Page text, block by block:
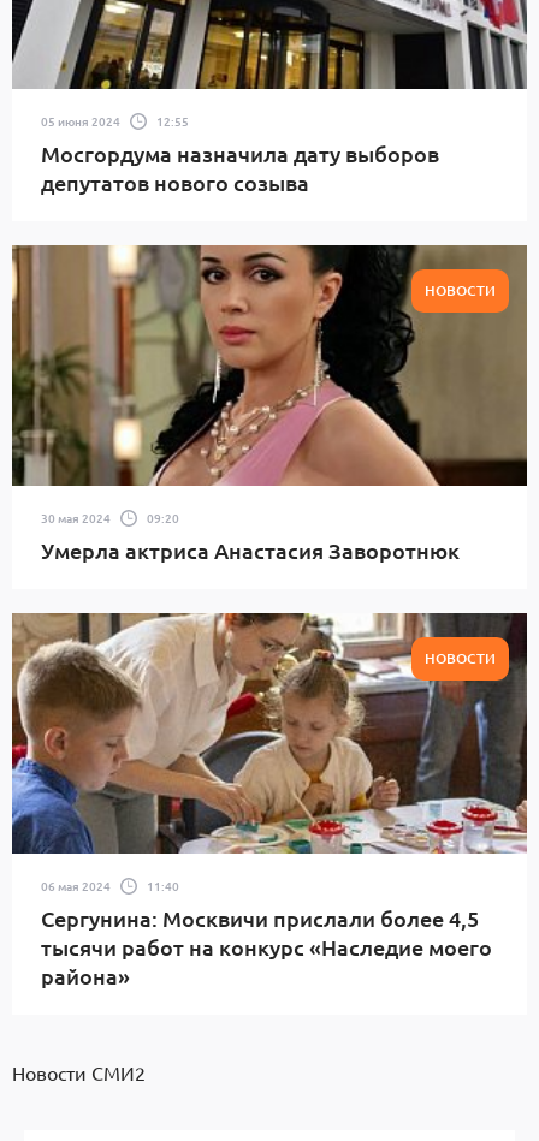
05 июня 2024 12:55
Мосгордума назначила дату выборов
депутатов нового созыва
НОВОСТИ
30 мая 2024 09:20
Умерла актриса Анастасия Заворотнюк
НОВОСТИ
06 мая 2024 11:40
Сергунина: Москвичи прислали более 4,5
тысячи работ на конкурс «Наследие моего
района»
Новости СМИ2